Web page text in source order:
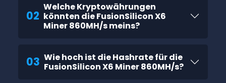
02
Welche Kryptowährungen
könnten die FusionSilicon X6
Miner 860MH/s meins?
03 Wie hoch ist die Hashrate für die
FusionSilicon X6 Miner 860MH/s?